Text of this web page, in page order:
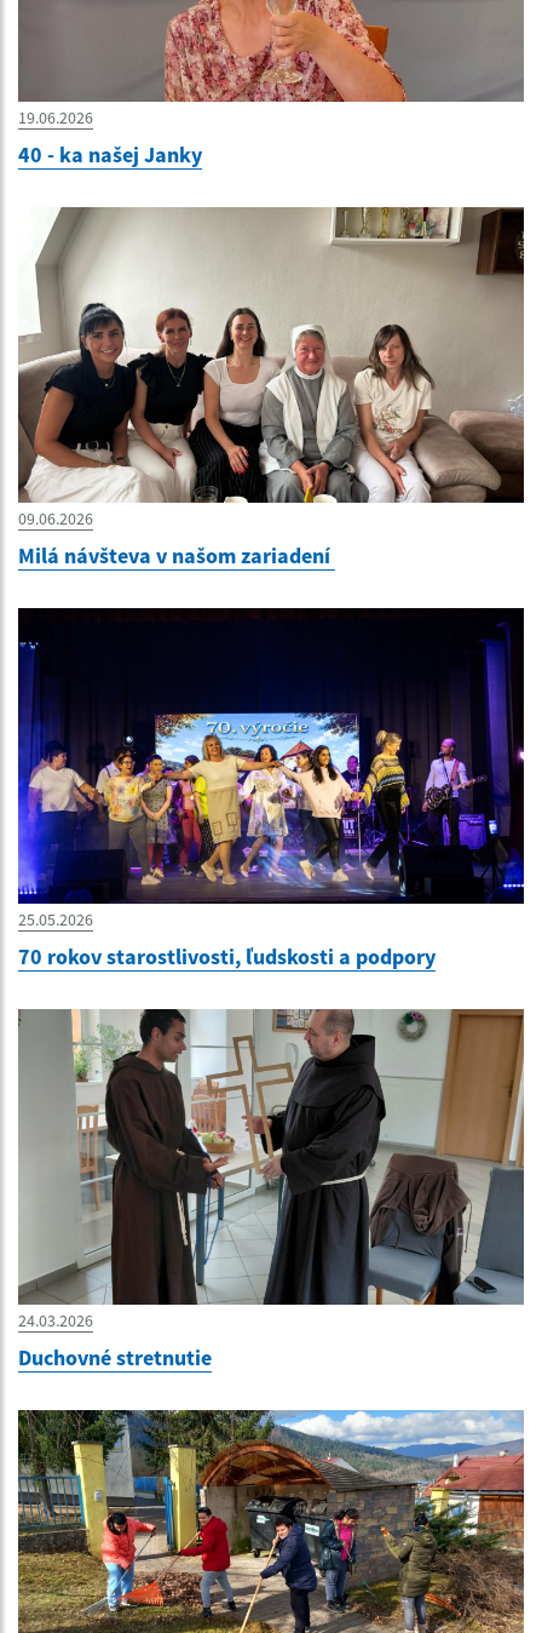
19.06.2026
40 - ka našej Janky
09.06.2026
Milá návšteva v našom zariadení
25.05.2026
70 rokov starostlivosti, ľudskosti a podpory
24.03.2026
Duchovné stretnutie